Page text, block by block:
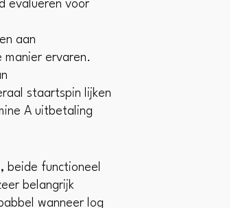
evalueren voor
aan
manier ervaren.
staartspin lijken
A uitbetaling
beide functioneel
belangrijk
wanneer log